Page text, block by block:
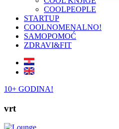
COOLPEOPLE
STARTUP
COOLNOMENALNO!
SAMOPOMOĆ
ZDRAVI&FIT
10+ GODINA!
vrt